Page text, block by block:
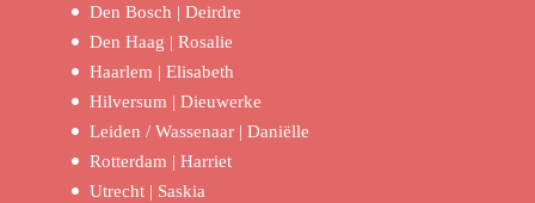
Den Bosch | Deirdre
Den Haag | Rosalie
Haarlem | Elisabeth
Hilversum | Dieuwerke
Leiden / Wassenaar | Daniëlle
Rotterdam | Harriet
Utrecht | Saskia